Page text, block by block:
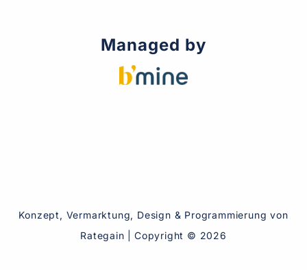
Managed by
Konzept, Vermarktung, Design & Programmierung von
Rategain
Copyright © 2026